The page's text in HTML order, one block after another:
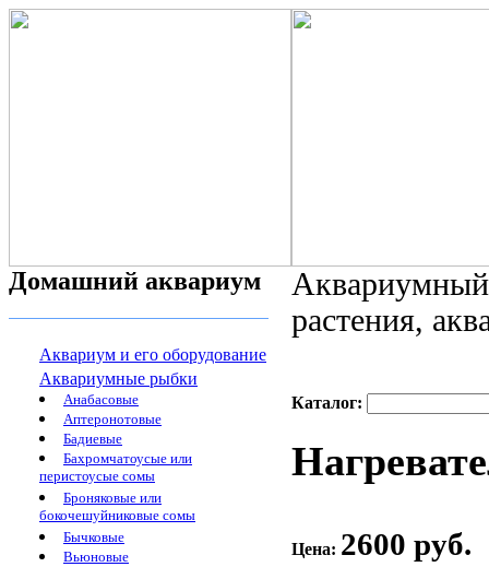
Домашний аквариум
Аквариум и его оборудование
Аквариумные рыбки
Анабасовые
Аптеронотовые
Бадиевые
Бахромчатоусые или
перистоусые сомы
Броняковые или
бокочешуйниковые сомы
Бычковые
Вьюновые
растения,
Каталог:
Цена: 2600 руб.